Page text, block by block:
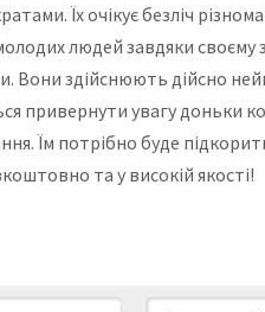
Їх очікує безліч
людей завдяки
Вони здійснюють дійсно
привернути увагу доньки
Їм потрібно буде
та у високій якості!